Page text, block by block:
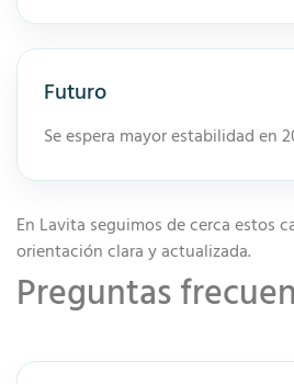
Futuro
Se espera mayor estabilidad en
En Lavita seguimos de cerca estos
orientación clara y actualizada.
Preguntas